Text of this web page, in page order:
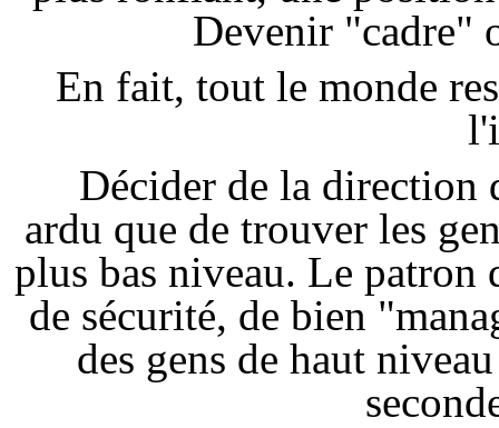
Devenir "cadre"
En fait, tout le monde
Décider de la direction
ardu que de trouver les
plus bas niveau. Le patron
de sécurité, de bien
des gens de haut